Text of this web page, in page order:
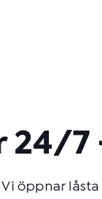
24/7
Vi öppnar